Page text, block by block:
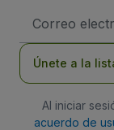
de
Únete a la
Al iniciar
acuerdo de